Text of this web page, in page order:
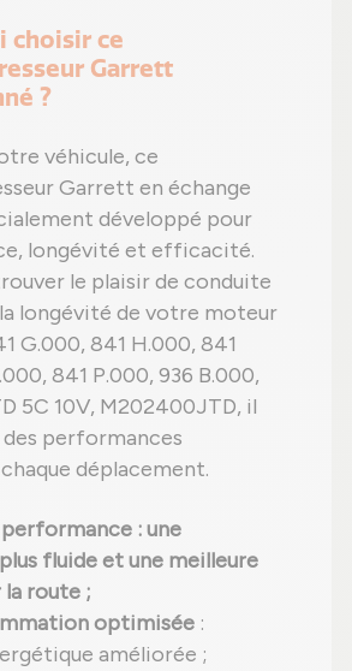
choisir ce
Garrett
?
véhicule, ce
Garrett en échange
développé pour
longévité et efficacité.
le plaisir de conduite
longévité de votre moteur
G.000, 841 H.000, 841
841 P.000, 936 B.000,
5C 10V, M202400JTD, il
performances
déplacement.
: une
fluide et une meilleure
route ;
optimisée :
améliorée ;